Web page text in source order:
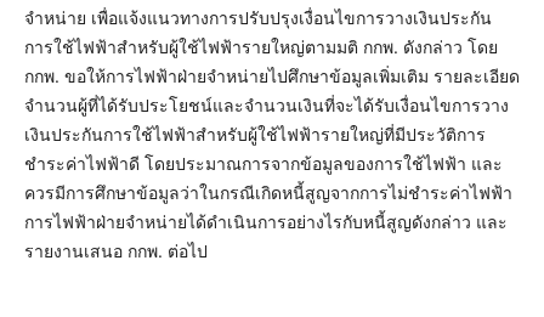
จำหน่าย เพื่อแจ้งแนวทางการปรับปรุงเงื่อนไขการวางเงินประกัน
การใช้ไฟฟ้าสำหรับผู้ใช้ไฟฟ้ารายใหญ่ตามมติ กกพ. ดังกล่าว โดย
กกพ. ขอให้การไฟฟ้าฝ่ายจำหน่ายไปศึกษาข้อมูลเพิ่มเติม รายละเอียด
จำนวนผู้ที่ได้รับประโยชน์และจำนวนเงินที่จะได้รับเงื่อนไขการวาง
เงินประกันการใช้ไฟฟ้าสำหรับผู้ใช้ไฟฟ้ารายใหญ่ที่มีประวัติการ
ชำระค่าไฟฟ้าดี โดยประมาณการจากข้อมูลของการใช้ไฟฟ้า และ
ควรมีการศึกษาข้อมูลว่าในกรณีเกิดหนี้สูญจากการไม่ชำระค่าไฟฟ้า
การไฟฟ้าฝ่ายจำหน่ายได้ดำเนินการอย่างไรกับหนี้สูญดังกล่าว และ
รายงานเสนอ กกพ. ต่อไป